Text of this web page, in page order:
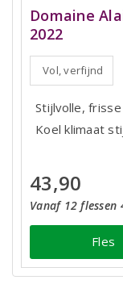
Domaine
2022
Vol, verfijnd
Stijlvolle,
Koel klimaat
43,90
Vanaf 12 flessen
Fles